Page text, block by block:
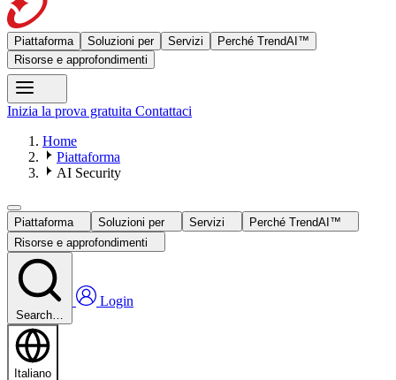
Piattaforma Soluzioni per Servizi
Perché TrendAI™
Risorse e approfondimenti
Inizia la prova gratuita Contattaci
Home
Piattaforma
AI Security
Piattaforma Soluzioni per Servizi
Perché TrendAI™
Risorse e approfondimenti
Search…
Login
Italiano